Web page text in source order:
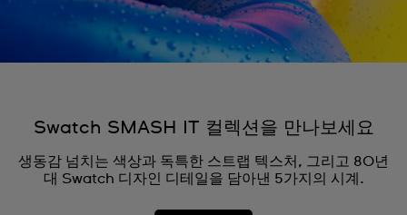
Swatch SMASH IT 컬렉션을 만나보세요
생동감 넘치는 색상과 독특한 스트랩 텍스처, 그리고 80년
대 Swatch 디자인 디테일을 담아낸 5가지의 시계.